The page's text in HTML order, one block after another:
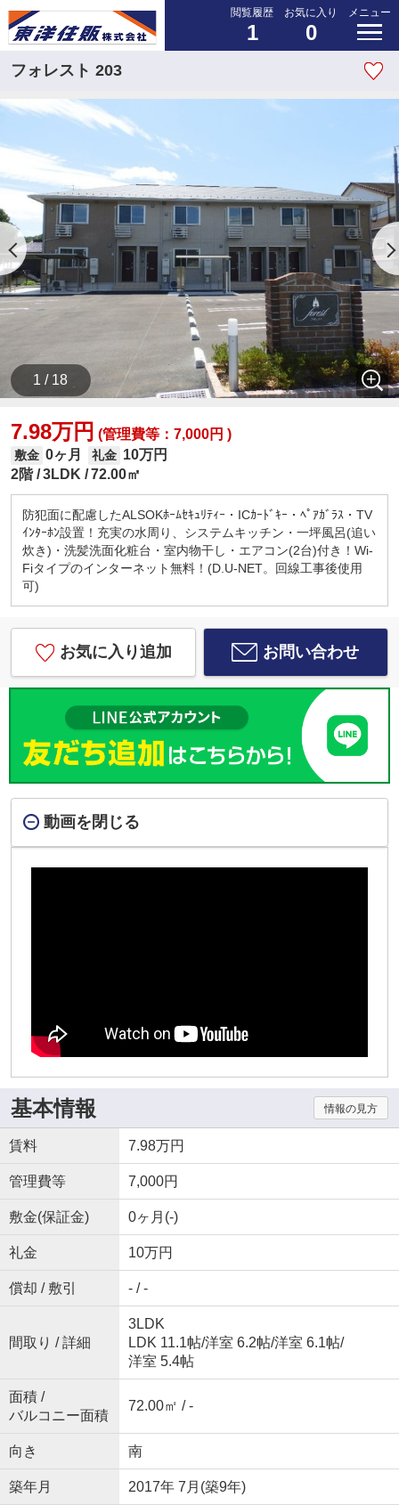
閲覧履歴
1
お気に入り
0
メニュー
フォレスト 203
1 / 18
7.98万円 (管理費等：7,000円 )
敷金 0ヶ月 礼金 10万円
2階 3LDK 72.00㎡
防犯面に配慮したALSOKﾎｰﾑｾｷｭﾘﾃｨｰ・ICｶｰﾄﾞｷｰ・ﾍﾟｱｶﾞﾗｽ・TV
ｲﾝﾀｰﾎﾝ設置！充実の水周り、システムキッチン・一坪風呂(追い
炊き)・洗髪洗面化粧台・室内物干し・エアコン(2台)付き！Wi-
Fiタイプのインターネット無料！(D.U-NET。回線工事後使用
可)
お気に入り追加 お問い合わせ
動画を閉じる
基本情報 情報の見方
賃料 7.98万円
管理費等 7,000円
敷金(保証金) 0ヶ月(-)
礼金 10万円
償却 / 敷引 - / -
間取り / 詳細
3LDK
LDK 11.1帖/洋室 6.2帖/洋室 6.1帖/
洋室 5.4帖
面積 /
バルコニー面積
72.00㎡ / -
向き 南
築年月 2017年 7月(築9年)